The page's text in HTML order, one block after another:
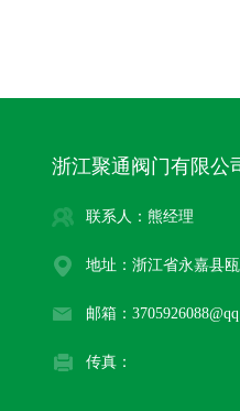
浙江聚通阀门有限公
联系人：熊经理
地址：浙江省永嘉县
邮箱：
传真：